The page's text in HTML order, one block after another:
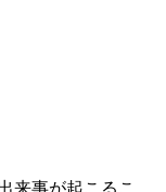
来事が起こるこ